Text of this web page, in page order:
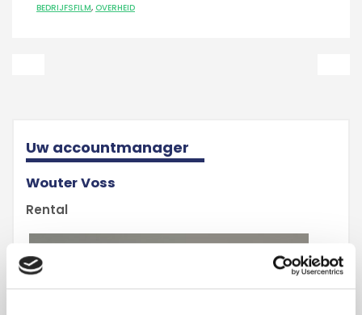
BEDRIJFSFILM, OVERHEID
Uw accountmanager
Wouter Voss
Rental